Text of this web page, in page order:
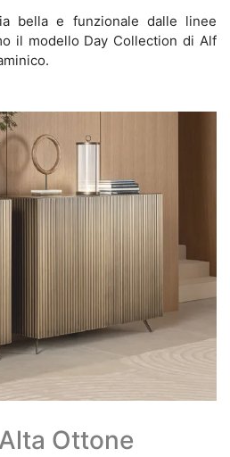
bella e funzionale dalle linee
il modello Day Collection di Alf
Ottone